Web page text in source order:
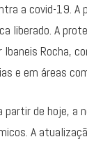
a covid-19.
liberado. A
Rocha,
e em áreas
partir de hoje,
A